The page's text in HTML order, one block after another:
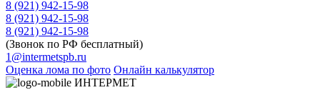
8 (921) 942-15-98
8 (921) 942-15-98
8 (921) 942-15-98
(Звонок по РФ бесплатный)
1@intermetspb.ru
Оценка лома по фото Онлайн калькулятор
ИНТЕРМЕТ